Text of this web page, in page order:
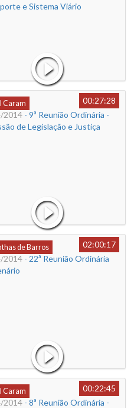
e Sistema Viário
Caram
00:27:28
2014 - 9ª Reunião Ordinária -
de Legislação e Justiça
de Barros
02:00:17
2014 - 22ª Reunião Ordinária
Caram
00:22:45
2014 - 8ª Reunião Ordinária -